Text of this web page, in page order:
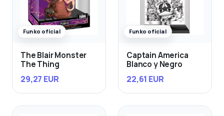
Funko oficial
The Blair Monster
The Thing
29,27 EUR
Funko oficial
Captain America
Blanco y Negro
22,61 EUR